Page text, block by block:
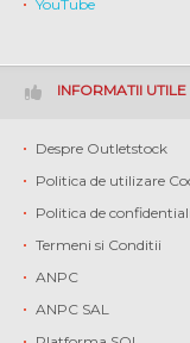
YouTube
INFORMATII UTILE
Despre Outletstock
Politica de utilizare
Politica de
Termeni si Conditii
ANPC
ANPC SAL